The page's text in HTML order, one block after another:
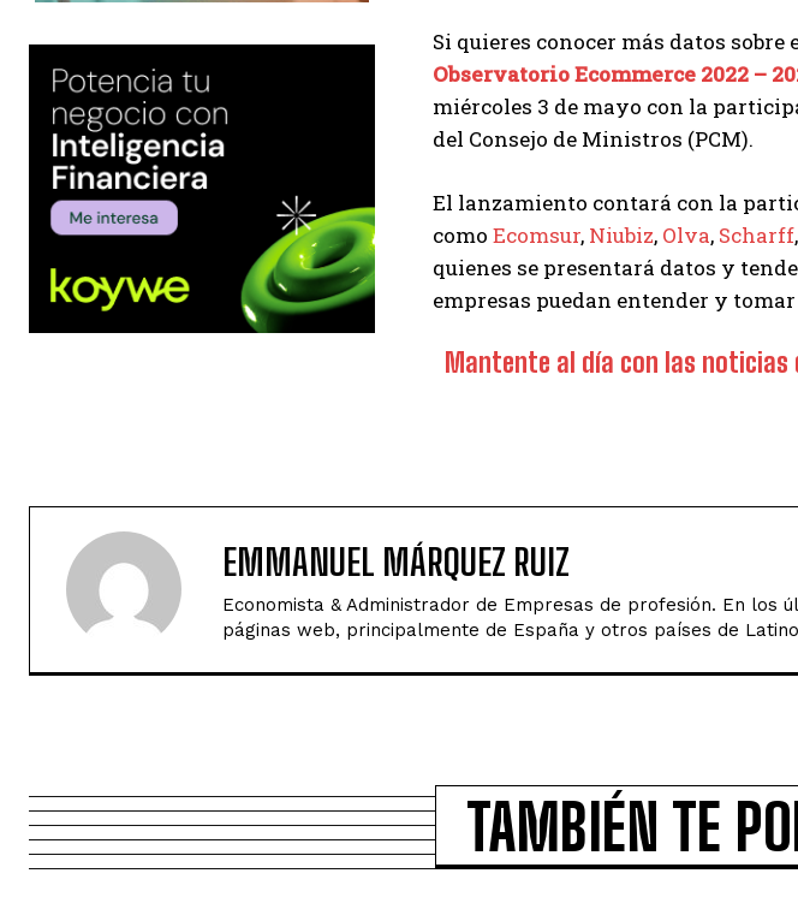
Si quieres conocer más datos sobre
Observatorio Ecommerce 2022 –
miércoles 3 de mayo con la
del Consejo de Ministros (PCM).
El lanzamiento contará con la
como Ecomsur, Niubiz, Olva, Scharff,
quienes se presentará datos y
empresas puedan entender y
Mantente al día con las noticias
EMMANUEL MÁRQUEZ RUIZ
Economista & Administrador de Empresas de profesión. En
páginas web, principalmente de España y otros países de
TAMBIÉN TE